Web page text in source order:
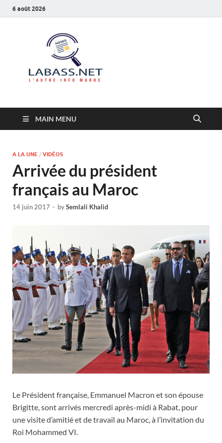
6 août 2026
MAIN MENU
A LA UNE / VIDÉOS
Arrivée du président
français au Maroc
14 juin 2017 - bySemlali Khalid
Le Président française, Emmanuel Macron et son épouse
Brigitte, sont arrivés mercredi après-midi à Rabat, pour
une visite d’amitié et de travail au Maroc, à l’invitation du
Roi Mohammed VI.